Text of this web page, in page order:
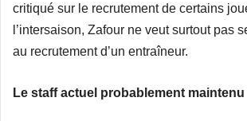
critiqué sur le recrutement de certains
l’intersaison, Zafour ne veut surtout pas
au recrutement d’un entraîneur.
Le staff actuel probablement maintenu